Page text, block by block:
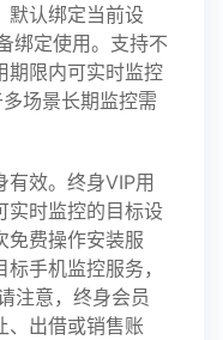
默认绑定当前设
绑定使用。支持不
期限内可实时监控
场景长期监控需
有效。终身VIP用
实时监控的目标设
免费操作安装服
手机监控服务，
注意，终身会员
、出借或销售账